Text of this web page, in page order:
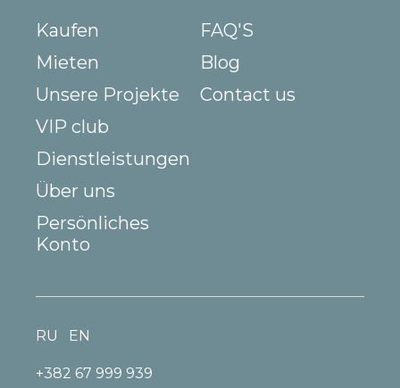
Kaufen
Mieten
Unsere Projekte
VIP club
Dienstleistungen
Über uns
FAQ'S
Blog
Contact us
Persönliches
Konto
+382 67 999 939
RU EN